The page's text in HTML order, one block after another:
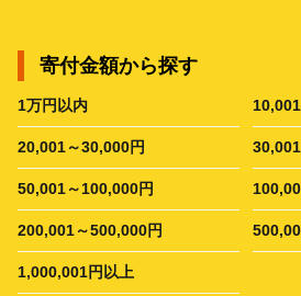
寄付金額から探す
1万円以内
20,001～30,000円
50,001～100,000円
200,001～500,000円
1,000,001円以上